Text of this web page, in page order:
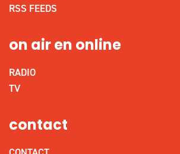
RSS FEEDS
on air en online
RADIO
TV
contact